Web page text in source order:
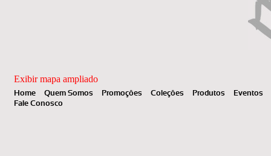
Exibir mapa ampliado
Home Quem Somos Promoções Coleções Produtos
Eventos
Fale Conosco